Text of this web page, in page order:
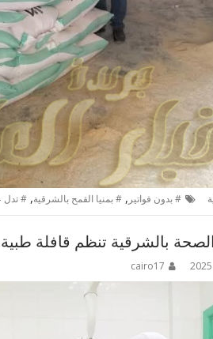
# بدون فواتير , # بمنيا القمح بالشرقية, # تدل
بالشرقية تنظم قافلة
cairo17